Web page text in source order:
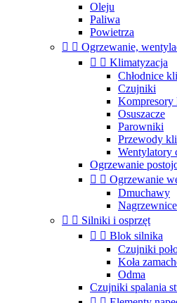
Oleju
Paliwa
Powietrza
  Ogrzewanie,
  Klimatyzacja
Chłodnice
Czujniki
Kompresory
Osuszacze
Parowniki
Przewody
Wentylatory
Ogrzewanie
  Ogrzewanie
Dmuchawy
Nagrzewnice
  Silniki i osprzęt
  Blok silnika
Czujniki
Koła
Odma
Czujniki spalania